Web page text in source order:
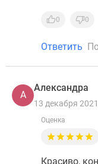
0 0
Ответить
А
Александра
13 декабря 2021
Оценка
Красиво,